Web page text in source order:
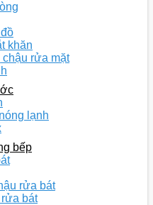
khăn
chậu rửa mặt
lạnh
bếp
rửa bát
bát